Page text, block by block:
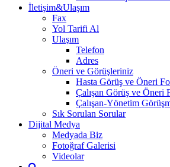
İletişim&Ulaşım
Fax
Yol Tarifi Al
Ulaşım
Telefon
Adres
Öneri ve Görüşleriniz
Hasta Görüş ve Öneri
Çalışan Görüş ve Öneri
Çalışan-Yönetim
Sık Sorulan Sorular
Dijital Medya
Medyada Biz
Fotoğraf Galerisi
Videolar